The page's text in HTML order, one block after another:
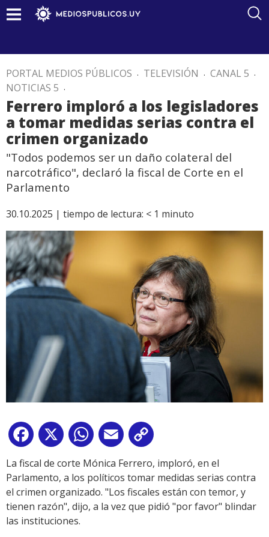
PORTAL MEDIOS PÚBLICOS . TELEVISIÓN . CANAL 5 .
NOTICIAS 5 .
Ferrero imploró a los legisladores
a tomar medidas serias contra el
crimen organizado
"Todos podemos ser un daño colateral del
narcotráfico", declaró la fiscal de Corte en el
Parlamento
30.10.2025 | tiempo de lectura: < 1 minuto
Facebook
X WhatsApp
Email
Link
La fiscal de corte Mónica Ferrero, imploró, en el
Parlamento, a los políticos tomar medidas serias contra
el crimen organizado. "Los fiscales están con temor, y
tienen razón", dijo, a la vez que pidió "por favor" blindar
las instituciones.